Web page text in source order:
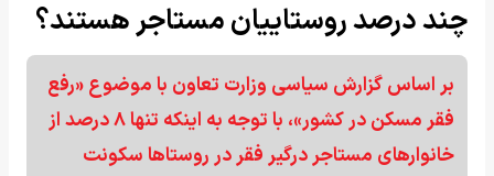
چند درصد روستاییان مستاجر هستند؟
بر اساس گزارش سیاسی وزارت تعاون با موضوع «رفع
فقر مسکن در کشور»، با توجه به اینکه تنها ۸ درصد از
خانوارهای مستاجر درگیر فقر در روستاها سکونت